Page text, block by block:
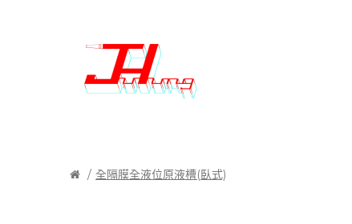
全隔膜全液位原液槽(臥式)